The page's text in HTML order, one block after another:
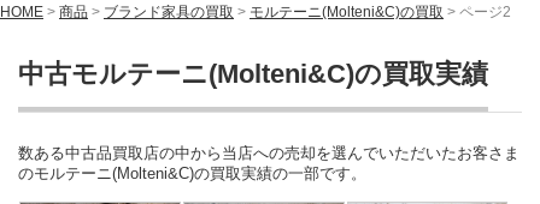
HOME > 商品 > ブランド家具の買取 > モルテーニ(Molteni&C)の買取 > ページ2
中古モルテーニ(Molteni&C)の買取実績
数ある中古品買取店の中から当店への売却を選んでいただいたお客さま
のモルテーニ(Molteni&C)の買取実績の一部です。